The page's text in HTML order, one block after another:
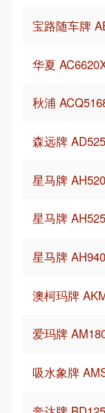
宝路随车牌
华夏
秋浦
森远牌
星马牌
星马牌
星马牌
澳柯玛牌
爱玛牌
吸水象牌